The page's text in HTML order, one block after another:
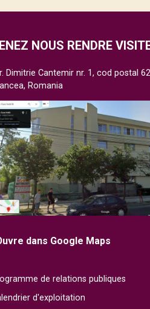
NOUS RENDRE
Dimitrie Cantemir nr. 1, cod postal
Romania
dans Google Maps
de relations publiques
d'exploitation